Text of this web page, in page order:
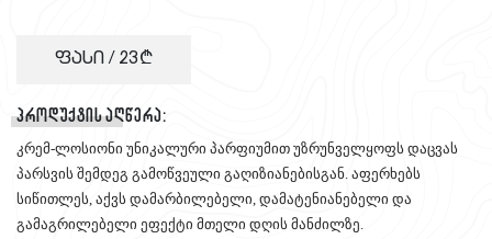
ფასი / 23
პროდუქტის აღწერა:
კრემ-ლოსიონი უნიკალური პარფიუმით უზრუნველყოფს დაცვას
პარსვის შემდეგ გამოწვეული გაღიზიანებისგან. აფერხებს
სიწითლეს, აქვს დამარბილებელი, დამატენიანებელი და
გამაგრილებელი ეფექტი მთელი დღის მანძილზე.